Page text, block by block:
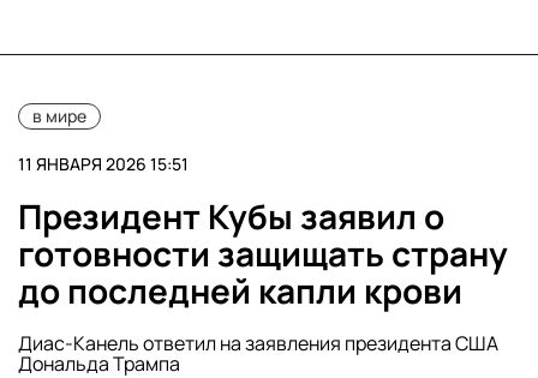
в мире
11 ЯНВАРЯ 2026 15:51
Президент Кубы заявил о
готовности защищать страну
до последней капли крови
Диас-Канель ответил на заявления президента США
Дональда Трампа